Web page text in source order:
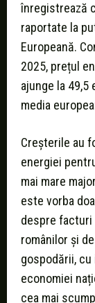
înregistrează
raportate la
Europeană.
2025, prețul
ajunge la 49,5
media
Creșterile au
energiei
mai mare
este vorba
despre facturi
românilor și
gospodării,
economiei
cea mai